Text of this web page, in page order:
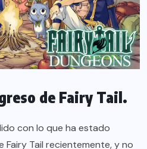
de Fairy Tail.
con lo que ha estado
Fairy Tail recientemente, y no